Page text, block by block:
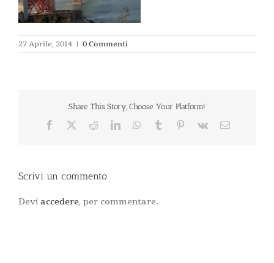
27 Aprile, 2014 | 0 Commenti
Share This Story, Choose Your Platform!
Facebook RedditLinkedInWhatsApp
Tumblr Pinterest
Vk Email
Scrivi un commento
Devi accedere, per commentare.